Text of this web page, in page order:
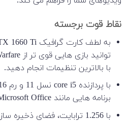
نقاط قوت برجسته
با بالاترین تنظیمات انجام دهید.
برنامه هایی مانند Microsoft Office به طور همزمان اجرا کنید
با 1.256 ترابایت، فضای